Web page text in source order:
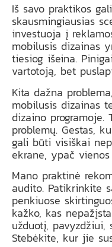
Iš savo praktikos
skausmingiausias
investuoja į
mobilusis dizainas
tiesiog išeina.
vartotoją, bet
Kita dažna
mobilusis dizainas
dizaino programoje.
problemų. Gestas,
gali būti visiškai
ekrane, ypač
Mano praktinė
audito. Patikrinkite
penkiuose
kažko, kas
užduotį, pavyzdžiui,
Stebėkite, kur jie